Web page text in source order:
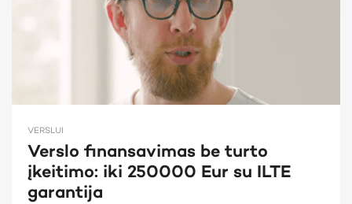
VERSLUI
Verslo finansavimas be turto
įkeitimo: iki 250000 Eur su ILTE
garantija